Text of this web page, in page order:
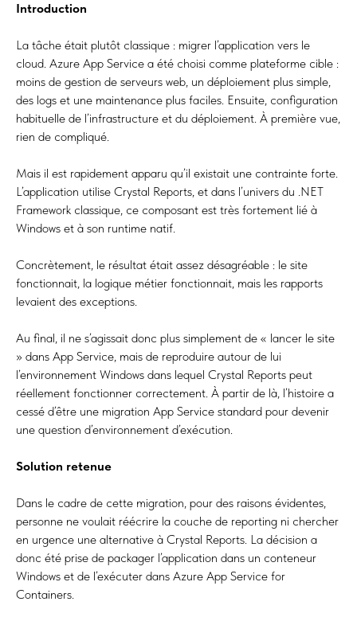
Introduction
La tâche était plutôt classique : migrer l’application vers le
cloud. Azure App Service a été choisi comme plateforme cible :
moins de gestion de serveurs web, un déploiement plus simple,
des logs et une maintenance plus faciles. Ensuite, configuration
habituelle de l’infrastructure et du déploiement. À première vue,
rien de compliqué.
Mais il est rapidement apparu qu’il existait une contrainte forte.
L’application utilise Crystal Reports, et dans l’univers du .NET
Framework classique, ce composant est très fortement lié à
Windows et à son runtime natif.
Concrètement, le résultat était assez désagréable : le site
fonctionnait, la logique métier fonctionnait, mais les rapports
levaient des exceptions.
Au final, il ne s’agissait donc plus simplement de « lancer le site
» dans App Service, mais de reproduire autour de lui
l’environnement Windows dans lequel Crystal Reports peut
réellement fonctionner correctement. À partir de là, l’histoire a
cessé d’être une migration App Service standard pour devenir
une question d’environnement d’exécution.
Solution retenue
Dans le cadre de cette migration, pour des raisons évidentes,
personne ne voulait réécrire la couche de reporting ni chercher
en urgence une alternative à Crystal Reports. La décision a
donc été prise de packager l’application dans un conteneur
Windows et de l’exécuter dans Azure App Service for
Containers.